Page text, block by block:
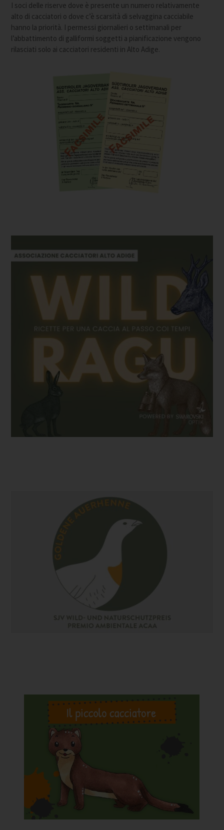
I soci delle riserve dove è presente un numero relativamente
alto di cacciatori o dove c’è scarsità di selvaggina cacciabile
hanno la priorità. I permessi giornalieri o settimanali per
l’abbattimento di galliformi soggetti a pianificazione vengono
rilasciati solo ai cacciatori residenti in Alto Adige.